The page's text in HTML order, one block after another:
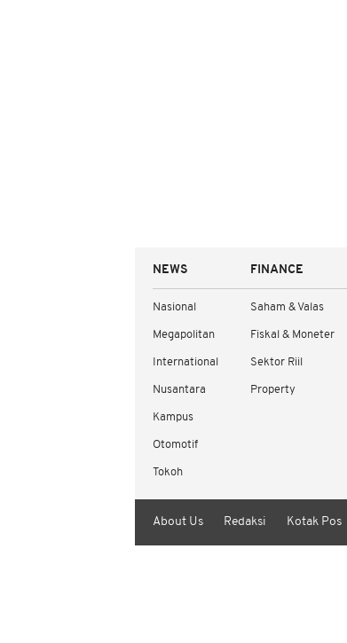
NEWS
Nasional
Megapolitan
International
Nusantara
Kampus
Otomotif
Tokoh
FINANCE
Saham & Valas
Fiskal & Moneter
Sektor Riil
Property
About Us Redaksi Kotak Pos